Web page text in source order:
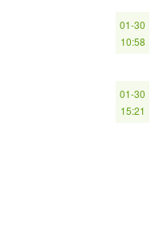
01-30
10:58
01-30
15:21